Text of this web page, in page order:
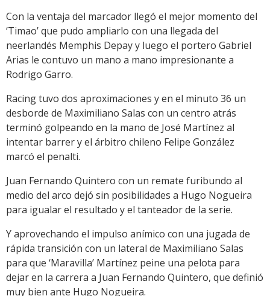
Con la ventaja del marcador llegó el mejor momento del
‘Timao’ que pudo ampliarlo con una llegada del
neerlandés Memphis Depay y luego el portero Gabriel
Arias le contuvo un mano a mano impresionante a
Rodrigo Garro.
Racing tuvo dos aproximaciones y en el minuto 36 un
desborde de Maximiliano Salas con un centro atrás
terminó golpeando en la mano de José Martínez al
intentar barrer y el árbitro chileno Felipe González
marcó el penalti.
Juan Fernando Quintero con un remate furibundo al
medio del arco dejó sin posibilidades a Hugo Nogueira
para igualar el resultado y el tanteador de la serie.
Y aprovechando el impulso anímico con una jugada de
rápida transición con un lateral de Maximiliano Salas
para que ‘Maravilla’ Martínez peine una pelota para
dejar en la carrera a Juan Fernando Quintero, que definió
muy bien ante Hugo Nogueira.